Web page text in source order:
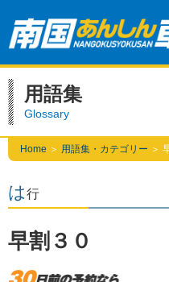
用語集
Glossary
Home ＞ 用語集・カテゴリー ＞
は行
早割３０